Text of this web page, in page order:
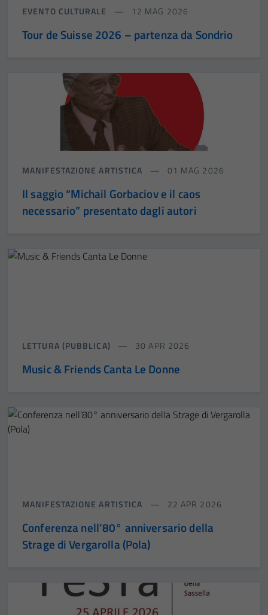
EVENTO CULTURALE 12 MAG 2026
Tour de Suisse 2026 – partenza da Sondrio
MANIFESTAZIONE ARTISTICA 01 MAG 2026
Il saggio “Michail Gorbaciov e il caos
necessario” presentato dagli autori
LETTURA (PUBBLICA) 30 APR 2026
Music & Friends Canta Le Donne
MANIFESTAZIONE ARTISTICA 22 APR 2026
Conferenza nell’80° anniversario della
Strage di Vergarolla (Pola)